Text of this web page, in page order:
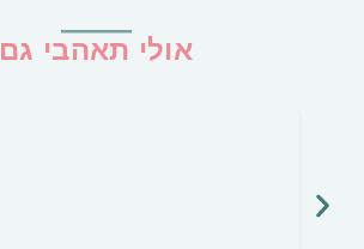
אולי תאהבי גם